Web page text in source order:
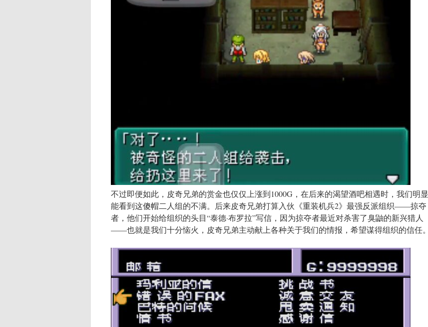
不过即便如此，皮奇兄弟的赏金也仅仅上涨到1000G，在后来的渴望酒吧相遇时，我们明显
能看到这傻帽二人组的不满。后来皮奇兄弟打算入伙《重装机兵2》最强反派组织——掠夺
者，他们开始给组织的头目“泰德·布罗拉”写信，因为掠夺者最近对杀害了臭鼬的新兴猎人
——也就是我们十分恼火，皮奇兄弟主动献上各种关于我们的情报，希望谋得组织的信任。